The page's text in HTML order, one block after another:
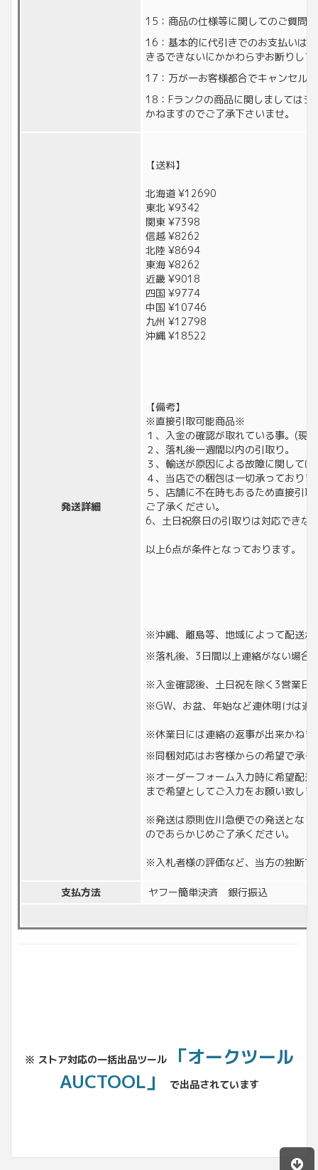
15：商品の仕様等に関してのご質問
16：基本的に代引きでのお支払いは
きるできないにかかわらずお断りし
17：万が一お客様都合でキャンセル
18：Fランクの商品に関しましては
かねますのでご了承下さいませ。
発送詳細
【送料】
北海道 ¥12690
東北 ¥9342
関東 ¥7398
信越 ¥8262
北陸 ¥8694
東海 ¥8262
近畿 ¥9018
四国 ¥9774
中国 ¥10746
九州 ¥12798
沖縄 ¥18522
【備考】
※直接引取可能商品※
１、入金の確認が取れている事。(現
２、落札後一週間以内の引取り。
３、輸送が原因による故障に関して
４、当店での梱包は一切承っておりま
５、店舗に不在時もあるため直接引
ご了承ください。
6、土日祝祭日の引取りは対応できな
以上6点が条件となっております。
※沖縄、離島等、地域によって配送
※落札後、3日間以上連絡がない場合
※入金確認後、土日祝を除く3営業日
※GW、お盆、年始など連休明けは通
※休業日には連絡の返事が出来かね
※同梱対応はお客様からの希望で承
※オーダーフォーム入力時に希望配
まで希望としてご入力をお願い致しま
※発送は原則佐川急便での発送とな
のであらかじめご了承ください。
※入札者様の評価など、当方の独断
支払方法 ヤフー簡単決済 銀行振込
※ ストア対応の一括出品ツール
「オークツール
AUCTOOL」
で出品されています